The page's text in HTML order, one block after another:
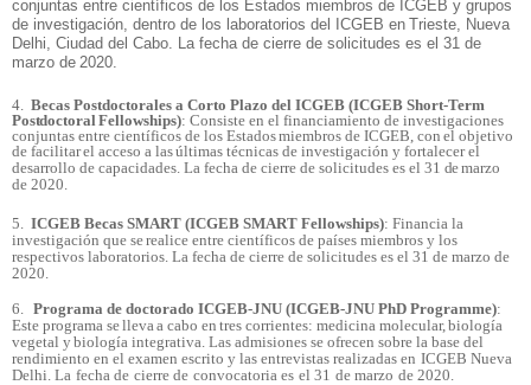
conjuntas entre científicos de los Estados miembros de ICGEB y grupos
de investigación, dentro de los laboratorios del ICGEB en Trieste, Nueva
Delhi, Ciudad del Cabo. La fecha de cierre de solicitudes es el 31 de
marzo de 2020.
4. Becas Postdoctorales a Corto Plazo del ICGEB (ICGEB Short-Term
PostdoctoralFellowships): Consiste en el financiamiento de investigaciones
conjuntas entre científicos de los Estadosmiembros de ICGEB, con el objetivo
de facilitarel acceso a lasúltimas técnicas de investigación y fortalecer el
desarrollo de capacidades. La fecha de cierre de solicitudes es el 31 demarzo
de 2020.
5. ICGEB Becas SMART (ICGEB SMART Fellowships): Financia la
investigación que serealice entre científicos de países miembros y los
respectivos laboratorios. La fecha de cierre de solicitudes es el 31 de marzo de
2020.
6.
Programa de doctorado ICGEB-JNU (ICGEB-JNU PhD Programme):
Este programa selleva a cabo en tres corrientes: medicina molecular, biología
vegetal ybiología integrativa. Las admisiones se ofrecen sobre la base del
rendimiento en el examen escrito y las entrevistas realizadas en ICGEB Nueva
Delhi. La fecha de cierre de convocatoria es el 31 de marzo de 2020.